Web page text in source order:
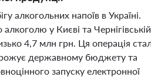
алкогольних напоїв в Україні.
у Києві та Чернігівській
4,7 млн грн. Ця операція
державному бюджету та
запуску електронної